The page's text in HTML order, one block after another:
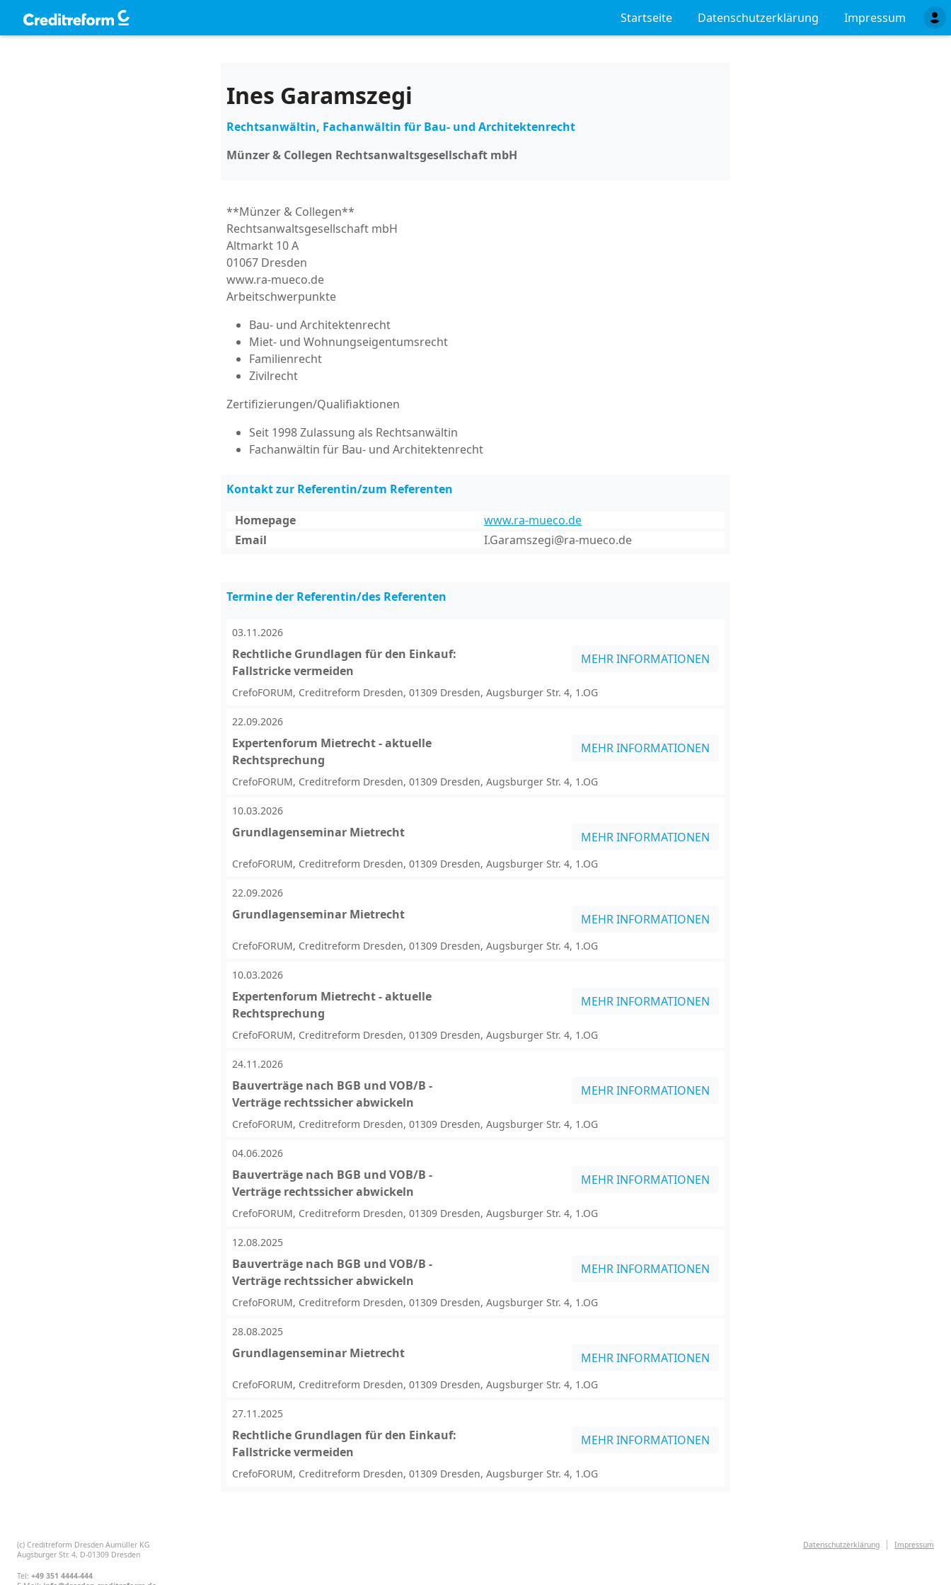
Startseite Datenschutzerklärung Impressum
Ines Garamszegi
Rechtsanwältin, Fachanwältin für Bau- und Architektenrecht
Münzer & Collegen Rechtsanwaltsgesellschaft mbH
**Münzer & Collegen**
Rechtsanwaltsgesellschaft mbH
Altmarkt 10 A
01067 Dresden
www.ra-mueco.de
Arbeitschwerpunkte
Bau- und Architektenrecht
Miet- und Wohnungseigentumsrecht
Familienrecht
Zivilrecht
Zertifizierungen/Qualifiaktionen
Seit 1998 Zulassung als Rechtsanwältin
Fachanwältin für Bau- und Architektenrecht
Kontakt zur Referentin/zum Referenten
Homepage
www.ra-mueco.de
Email
I.Garamszegi@ra-mueco.de
Termine der Referentin/des Referenten
03.11.2026
Rechtliche Grundlagen für den Einkauf:
Fallstricke vermeiden
MEHR INFORMATIONEN
CrefoFORUM, Creditreform Dresden, 01309 Dresden, Augsburger Str. 4, 1.OG
22.09.2026
Expertenforum Mietrecht - aktuelle
Rechtsprechung
MEHR INFORMATIONEN
CrefoFORUM, Creditreform Dresden, 01309 Dresden, Augsburger Str. 4, 1.OG
10.03.2026
Grundlagenseminar Mietrecht MEHR INFORMATIONEN
CrefoFORUM, Creditreform Dresden, 01309 Dresden, Augsburger Str. 4, 1.OG
22.09.2026
Grundlagenseminar Mietrecht MEHR INFORMATIONEN
CrefoFORUM, Creditreform Dresden, 01309 Dresden, Augsburger Str. 4, 1.OG
10.03.2026
Expertenforum Mietrecht - aktuelle
Rechtsprechung
MEHR INFORMATIONEN
CrefoFORUM, Creditreform Dresden, 01309 Dresden, Augsburger Str. 4, 1.OG
24.11.2026
Bauverträge nach BGB und VOB/B -
Verträge rechtssicher abwickeln
MEHR INFORMATIONEN
CrefoFORUM, Creditreform Dresden, 01309 Dresden, Augsburger Str. 4, 1.OG
04.06.2026
Bauverträge nach BGB und VOB/B -
Verträge rechtssicher abwickeln
MEHR INFORMATIONEN
CrefoFORUM, Creditreform Dresden, 01309 Dresden, Augsburger Str. 4, 1.OG
12.08.2025
Bauverträge nach BGB und VOB/B -
Verträge rechtssicher abwickeln
MEHR INFORMATIONEN
CrefoFORUM, Creditreform Dresden, 01309 Dresden, Augsburger Str. 4, 1.OG
28.08.2025
Grundlagenseminar Mietrecht MEHR INFORMATIONEN
CrefoFORUM, Creditreform Dresden, 01309 Dresden, Augsburger Str. 4, 1.OG
27.11.2025
Rechtliche Grundlagen für den Einkauf:
Fallstricke vermeiden
MEHR INFORMATIONEN
CrefoFORUM, Creditreform Dresden, 01309 Dresden, Augsburger Str. 4, 1.OG
(c) Creditreform Dresden Aumüller KG
Augsburger Str. 4, D-01309 Dresden
Tel: +49 351 4444-444
Datenschutzerklärung Impressum